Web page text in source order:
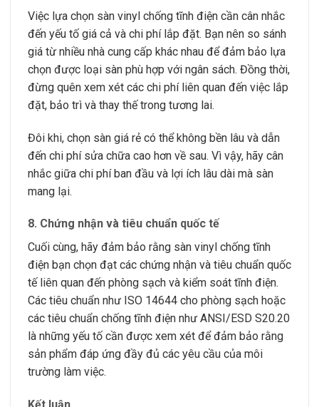
Việc lựa chọn sàn vinyl chống tĩnh điện cần cân nhắc
đến yếu tố giá cả và chi phí lắp đặt. Bạn nên so sánh
giá từ nhiều nhà cung cấp khác nhau để đảm bảo lựa
chọn được loại sàn phù hợp với ngân sách. Đồng thời,
đừng quên xem xét các chi phí liên quan đến việc lắp
đặt, bảo trì và thay thế trong tương lai.
Đôi khi, chọn sàn giá rẻ có thể không bền lâu và dẫn
đến chi phí sửa chữa cao hơn về sau. Vì vậy, hãy cân
nhắc giữa chi phí ban đầu và lợi ích lâu dài mà sàn
mang lại.
8. Chứng nhận và tiêu chuẩn quốc tế
Cuối cùng, hãy đảm bảo rằng sàn vinyl chống tĩnh
điện bạn chọn đạt các chứng nhận và tiêu chuẩn quốc
tế liên quan đến phòng sạch và kiểm soát tĩnh điện.
Các tiêu chuẩn như ISO 14644 cho phòng sạch hoặc
các tiêu chuẩn chống tĩnh điện như ANSI/ESD S20.20
là những yếu tố cần được xem xét để đảm bảo rằng
sản phẩm đáp ứng đầy đủ các yêu cầu của môi
trường làm việc.